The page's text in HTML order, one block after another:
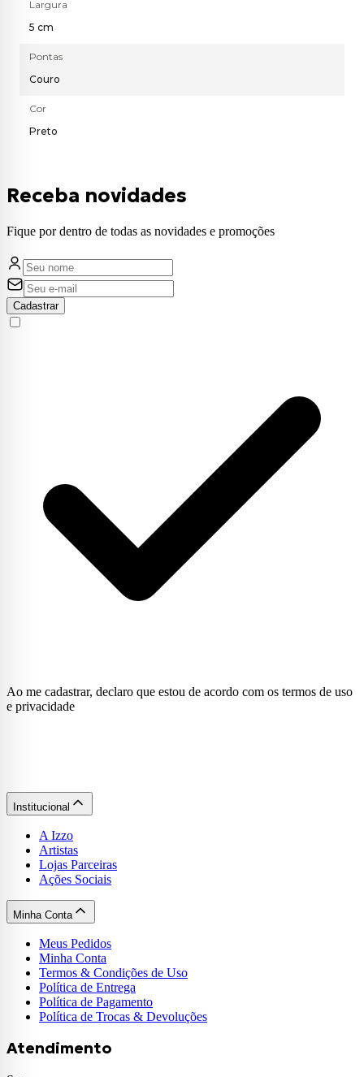
Largura
5 cm
Pontas
Couro
Cor
Preto
Receba novidades
Fique por dentro de todas as novidades e promoções
Cadastrar
Ao me cadastrar, declaro que estou de acordo com os termos de uso
e privacidade
Institucional
A Izzo
Artistas
Lojas Parceiras
Ações Sociais
Minha Conta
Meus Pedidos
Minha Conta
Termos & Condições de Uso
Política de Entrega
Política de Pagamento
Política de Trocas & Devoluções
Atendimento